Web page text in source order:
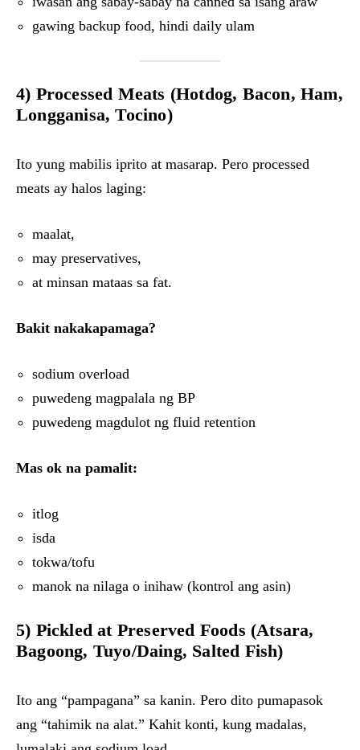
gawing backup food, hindi daily ulam
4) Processed Meats (Hotdog, Bacon, Ham,
Longganisa, Tocino)
Ito yung mabilis iprito at masarap. Pero processed
meats ay halos laging:
maalat,
may preservatives,
at minsan mataas sa fat.
Bakit nakakapamaga?
sodium overload
puwedeng magpalala ng BP
puwedeng magdulot ng fluid retention
Mas ok na pamalit:
itlog
isda
tokwa/tofu
manok na nilaga o inihaw (kontrol ang asin)
5) Pickled at Preserved Foods (Atsara,
Bagoong, Tuyo/Daing, Salted Fish)
Ito ang “pampagana” sa kanin. Pero dito pumapasok
ang “tahimik na alat.” Kahit konti, kung madalas,